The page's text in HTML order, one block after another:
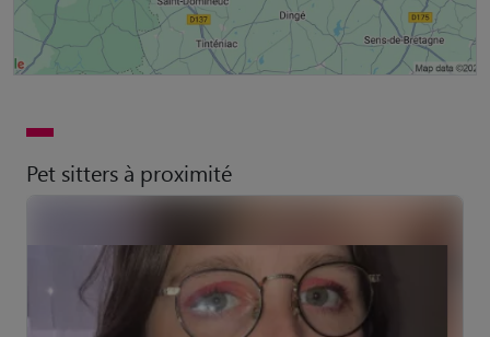
Pet sitters à proximité